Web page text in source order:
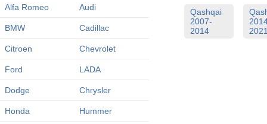
Alfa Romeo Audi
BMW Cadillac
Citroen Chevrolet
Ford LADA
Dodge Chrysler
Honda Hummer
Qashqai
2007-
2014